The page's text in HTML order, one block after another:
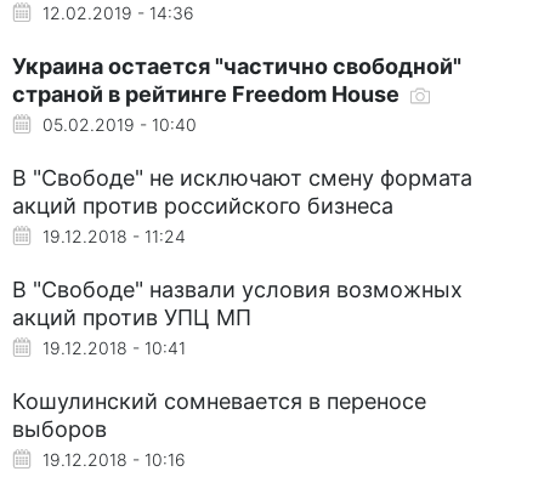
12.02.2019 - 14:36
Украина остается "частично свободной"
страной в рейтинге Freedom House
05.02.2019 - 10:40
В "Свободе" не исключают смену формата
акций против российского бизнеса
19.12.2018 - 11:24
В "Свободе" назвали условия возможных
акций против УПЦ МП
19.12.2018 - 10:41
Кошулинский сомневается в переносе
выборов
19.12.2018 - 10:16